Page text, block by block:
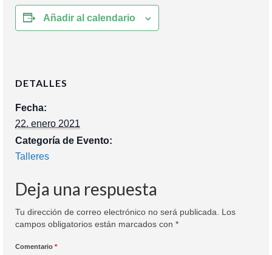
Añadir al calendario
DETALLES
Fecha:
22. enero 2021
Categoría de Evento:
Talleres
Deja una respuesta
Tu dirección de correo electrónico no será publicada.
Los
campos obligatorios están marcados con *
Comentario *